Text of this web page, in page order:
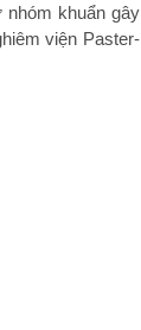
nhóm khuẩn gây
viện Paster-